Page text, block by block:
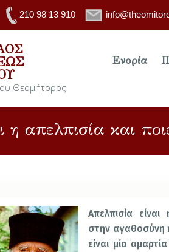
210 98 13 910
Θεομήτορος
Ενορία
η απελπισία και
Απελπισία
στην αγαθοσύνη
είναι μία